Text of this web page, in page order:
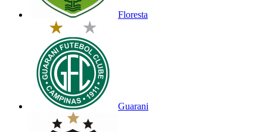
Floresta
Guarani